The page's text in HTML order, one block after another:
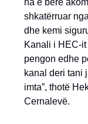
na e bërë
shkatërruar
dhe kemi
Kanali i HEC-
pengon edhe
kanal deri tani
imta”, thotë
Cernalevë.